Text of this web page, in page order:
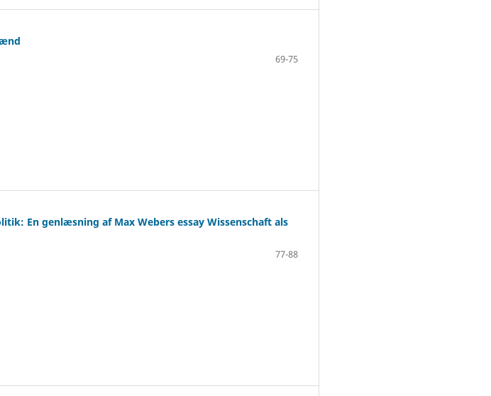
69-75
En genlæsning af Max Webers essay Wissenschaft als
77-88